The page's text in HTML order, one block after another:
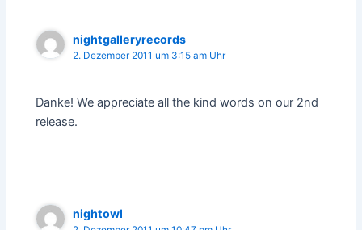
nightgalleryrecords
2. Dezember 2011 um 3:15 am Uhr
Danke! We appreciate all the kind words on our 2nd
release.
nightowl